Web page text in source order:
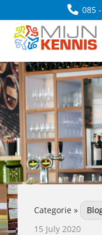
085
Categorie »
15 July 2020